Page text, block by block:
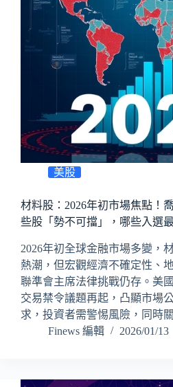
美股
材料股：2026年初市場焦點！
些股「勢不可擋」，哪些入選
2026年初全球金融市場多變，
熱潮，但宏觀經濟不確定性、
聯準會主席法律挑戰仍存。美
交易禁令議題再起，凸顯市場
求，投資者需警惕風險，同時
Finews 編輯
2026/01/13